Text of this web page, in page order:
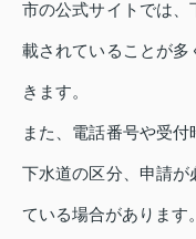
市の公式サイトでは、
載されていることが
きます。
また、電話番号や受
下水道の区分、申請
ている場合があります。